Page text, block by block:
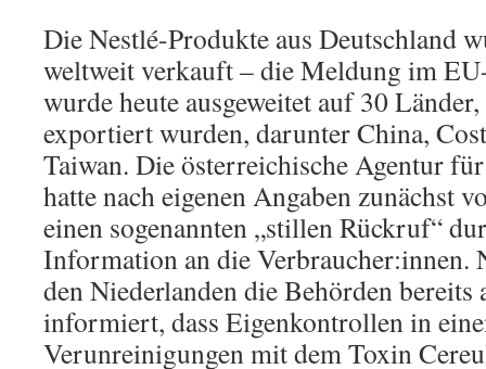
Die Nestlé-Produkte aus Deutschland
weltweit verkauft – die Meldung im
wurde heute ausgeweitet auf 30
exportiert wurden, darunter China,
Taiwan. Die österreichische Agentur
hatte nach eigenen Angaben zunächst
einen sogenannten „stillen Rückruf“
Information an die Verbraucher:innen.
den Niederlanden die Behörden bereits
informiert, dass Eigenkontrollen in
Verunreinigungen mit dem Toxin